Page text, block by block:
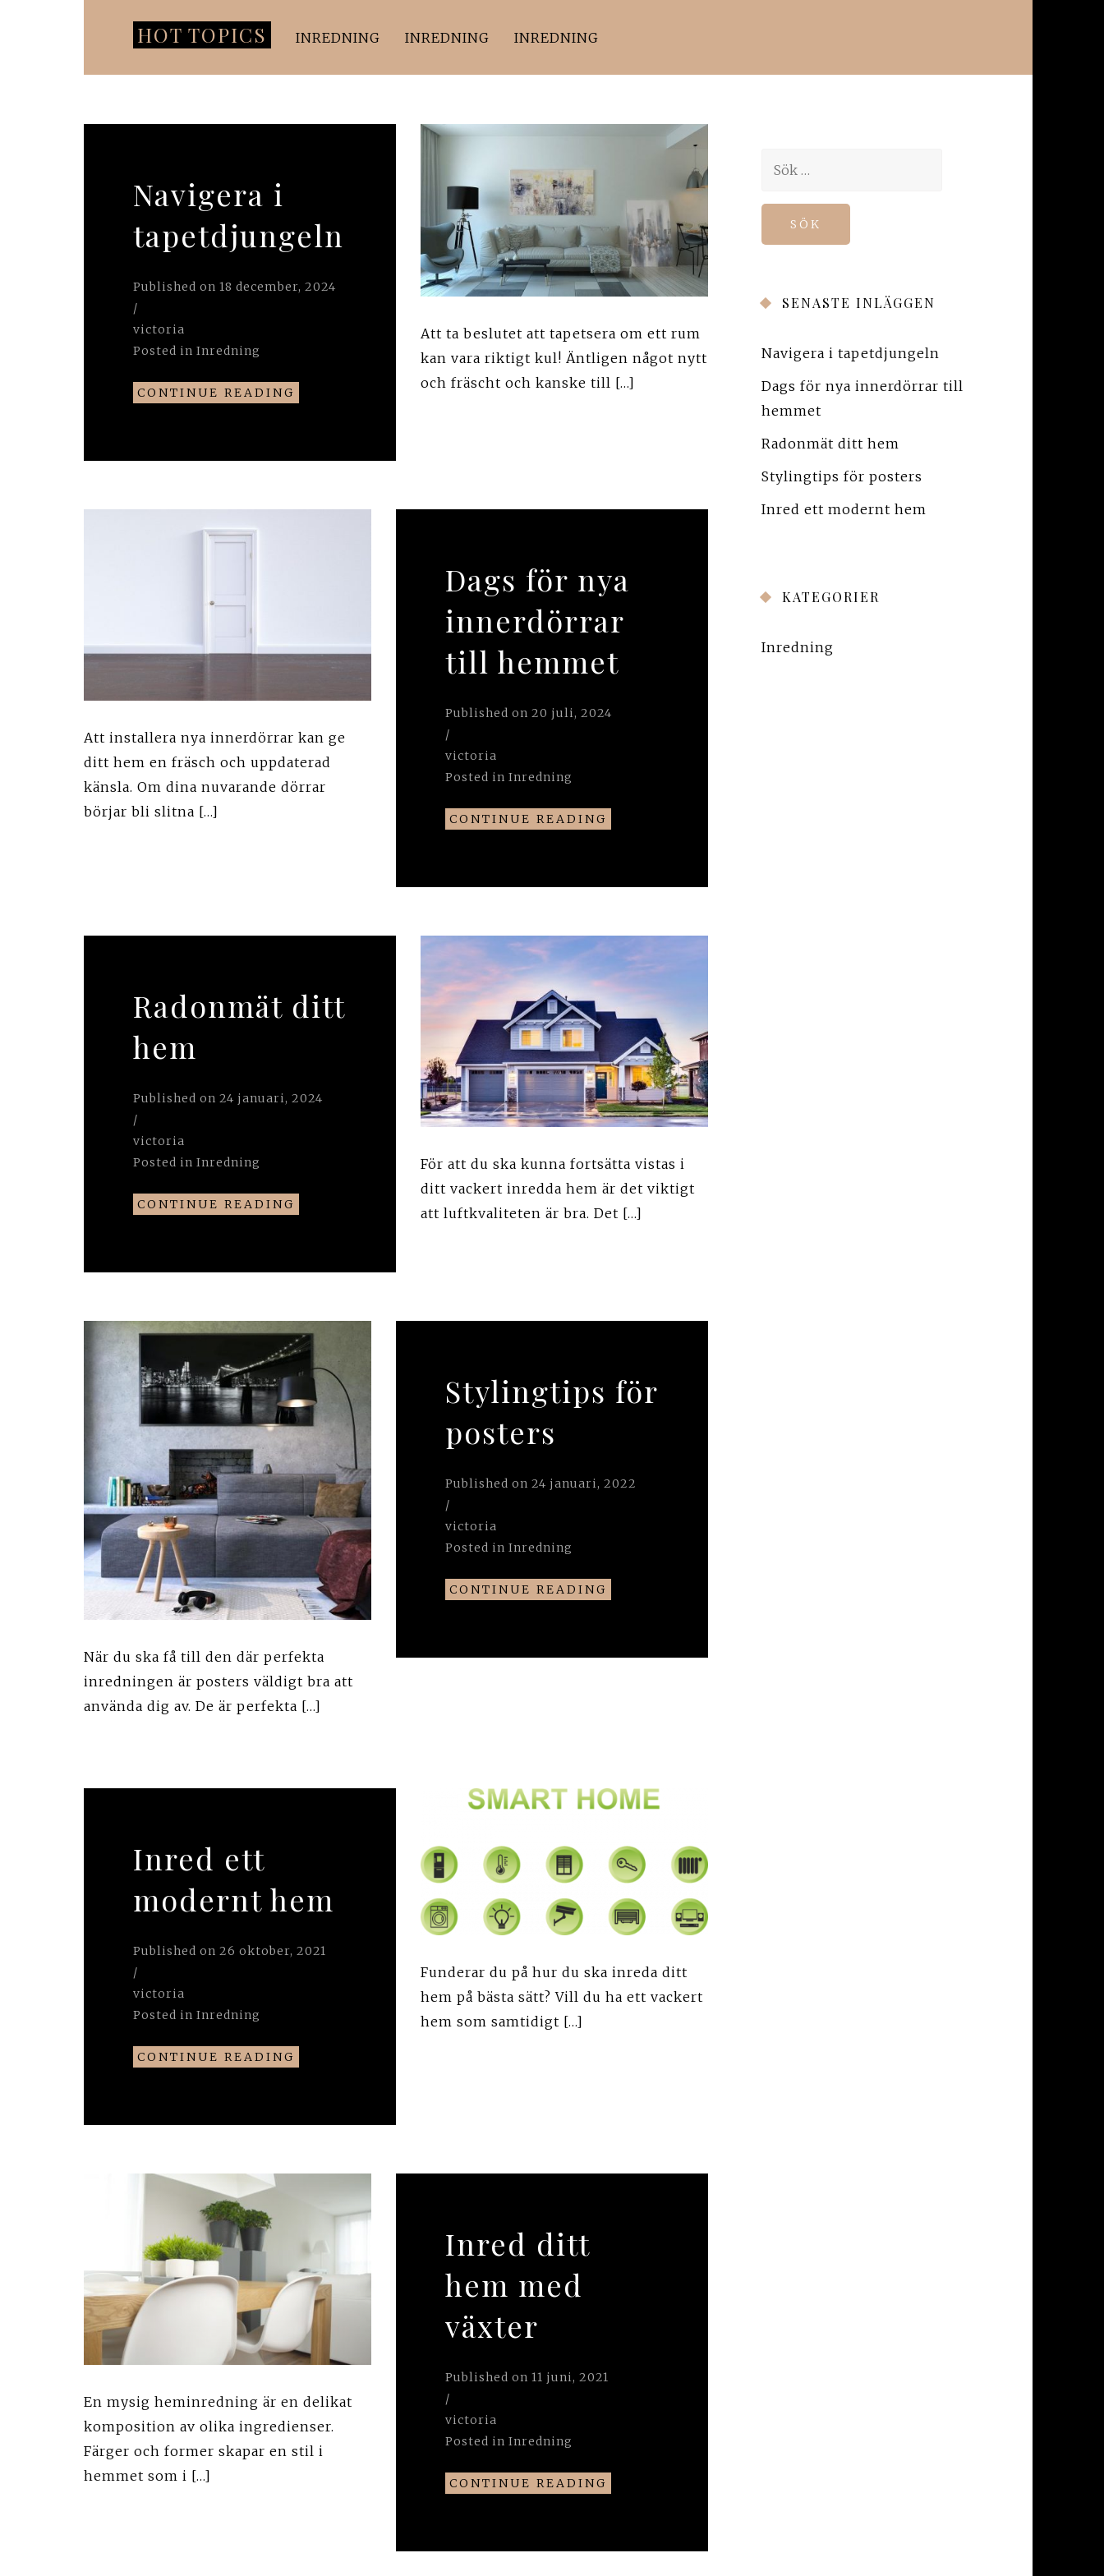
HOT TOPICS INREDNING INREDNING INREDNING
Navigera i
tapetdjungeln
Published on 18 december, 2024
/
victoria
Posted in Inredning
CONTINUE READING
Att ta beslutet att tapetsera om ett rum
kan vara riktigt kul! Äntligen något nytt
och fräscht och kanske till […]
Dags för nya
innerdörrar
till hemmet
Published on 20 juli, 2024
/
victoria
Posted in Inredning
CONTINUE READING
Att installera nya innerdörrar kan ge
ditt hem en fräsch och uppdaterad
känsla. Om dina nuvarande dörrar
börjar bli slitna […]
Radonmät ditt
hem
Published on 24 januari, 2024
/
victoria
Posted in Inredning
CONTINUE READING
För att du ska kunna fortsätta vistas i
ditt vackert inredda hem är det viktigt
att luftkvaliteten är bra. Det […]
Stylingtips för
posters
Published on 24 januari, 2022
/
victoria
Posted in Inredning
CONTINUE READING
När du ska få till den där perfekta
inredningen är posters väldigt bra att
använda dig av. De är perfekta […]
Inred ett
modernt hem
Published on 26 oktober, 2021
/
victoria
Posted in Inredning
CONTINUE READING
Funderar du på hur du ska inreda ditt
hem på bästa sätt? Vill du ha ett vackert
hem som samtidigt […]
Inred ditt
hem med
växter
Published on 11 juni, 2021
/
victoria
Posted in Inredning
CONTINUE READING
En mysig heminredning är en delikat
komposition av olika ingredienser.
Färger och former skapar en stil i
hemmet som i […]
Sök
SENASTE INLÄGGEN
Navigera i tapetdjungeln
Dags för nya innerdörrar till
hemmet
Radonmät ditt hem
Stylingtips för posters
Inred ett modernt hem
KATEGORIER
Inredning